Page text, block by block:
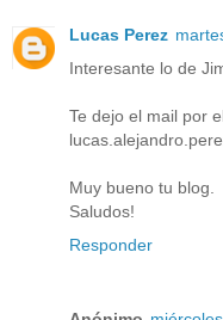
Lucas Perez
Interesante lo de
Te dejo el mail por
Muy bueno tu blog.
Saludos!
Responder